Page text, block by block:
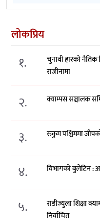
लोकप्रिय
१.
चुनावी हारको
राजीनामा
२. क्याम्पस सञ्चालक
३. रुकुम पश्चिममा
४. विभागको बुलेटिन :
५.
राडीज्युला शिक्षा
निर्वाचित